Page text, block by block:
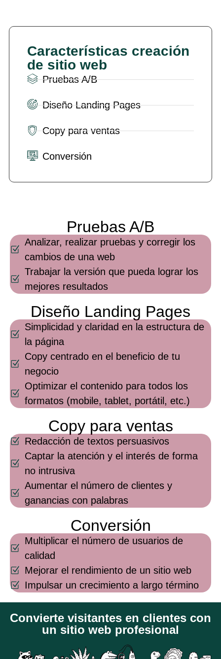
Características creación
de sitio web
Pruebas A/B
Diseño Landing Pages
Copy para ventas
Conversión
Pruebas A/B
Analizar, realizar pruebas y corregir los
cambios de una web
Trabajar la versión que pueda lograr los
mejores resultados
Diseño Landing Pages
Simplicidad y claridad en la estructura de
la página
Copy centrado en el beneficio de tu
negocio
Optimizar el contenido para todos los
formatos (mobile, tablet, portátil, etc.)
Copy para ventas
Redacción de textos persuasivos
Captar la atención y el interés de forma
no intrusiva
Aumentar el número de clientes y
ganancias con palabras
Conversión
Multiplicar el número de usuarios de
calidad
Mejorar el rendimiento de un sitio web
Impulsar un crecimiento a largo término
Convierte visitantes en clientes con
un sitio web profesional